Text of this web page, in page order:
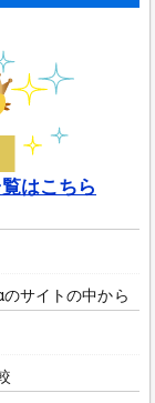
はこちら
サイトの中から